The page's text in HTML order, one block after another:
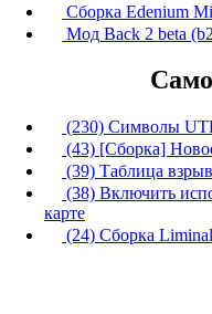
Сборка Edenium
Мод Back 2 beta
(230) Символы
(43) [Сборка]
(39) Таблица
(38) Включить
карте
(24) Сборка